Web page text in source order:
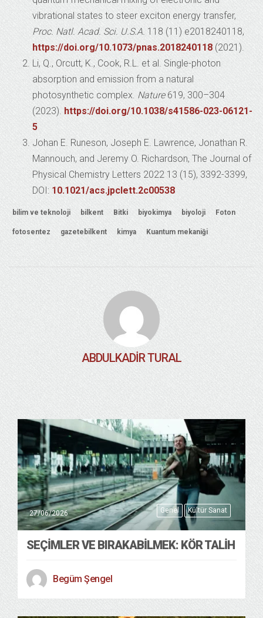
vibrational states to steer exciton energy transfer,
Proc. Natl. Acad. Sci. U.S.A. 118 (11) e2018240118,
https://doi.org/10.1073/pnas.2018240118 (2021).
Li, Q., Orcutt, K., Cook, R.L. et al. Single-photon
absorption and emission from a natural
photosynthetic complex. Nature619, 300–304
(2023). https://doi.org/10.1038/s41586-023-06121-
5
Johan E. Runeson, Joseph E. Lawrence, Jonathan R.
Mannouch, and Jeremy O. Richardson, The Journal of
Physical Chemistry Letters 2022 13 (15), 3392-3399,
DOI: 10.1021/acs.jpclett.2c00538
bilim ve teknoloji bilkent Bitki biyokimya biyoloji Foton
fotosentez gazetebilkent kimya Kuantum mekaniği
ABDULKADIR TURAL
Genel Kültür Sanat
27/06/2026
SEÇIMLER VE BIRAKABILMEK: KÖR TALIH
Begüm Şengel